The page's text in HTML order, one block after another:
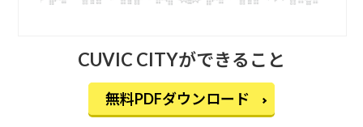
CUVIC CITYができること
無料PDFダウンロード